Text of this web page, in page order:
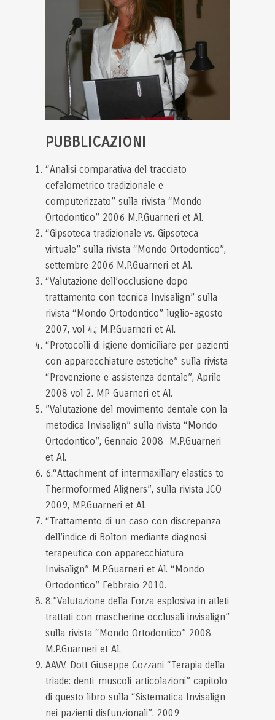
PUBBLICAZIONI
“Analisi comparativa del tracciato
cefalometrico tradizionale e
computerizzato” sulla rivista “Mondo
Ortodontico” 2006 M.P.Guarneri et Al.
“Gipsoteca tradizionale vs. Gipsoteca
virtuale” sulla rivista “Mondo Ortodontico”,
settembre 2006 M.P.Guarneri et Al.
“Valutazione dell’occlusione dopo
trattamento con tecnica Invisalign” sulla
rivista “Mondo Ortodontico” luglio-agosto
2007, vol 4.; M.P.Guarneri et Al.
“Protocolli di igiene domiciliare per pazienti
con apparecchiature estetiche” sulla rivista
“Prevenzione e assistenza dentale”, Aprile
2008 vol 2. MP Guarneri et Al.
”Valutazione del movimento dentale con la
metodica Invisalign” sulla rivista “Mondo
Ortodontico”, Gennaio 2008 M.P.Guarneri
et Al.
6.“Attachment of intermaxillary elastics to
Thermoformed Aligners”, sulla rivista JCO
2009, MP.Guarneri et Al.
“Trattamento di un caso con discrepanza
dell’indice di Bolton mediante diagnosi
terapeutica con apparecchiatura
Invisalign” M.P.Guarneri et Al. “Mondo
Ortodontico” Febbraio 2010.
8.”Valutazione della Forza esplosiva in atleti
trattati con mascherine occlusali invisalign”
sulla rivista “Mondo Ortodontico” 2008
M.P.Guarneri et Al.
AAVV. Dott Giuseppe Cozzani “Terapia della
triade: denti-muscoli-articolazioni” capitolo
di questo libro sulla “Sistematica Invisalign
nei pazienti disfunzionali”. 2009